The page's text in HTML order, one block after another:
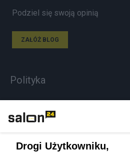
Podziel się swoją opinią
ZAŁÓŻ BLOG
Polityka
Drogi Użytkowniku,